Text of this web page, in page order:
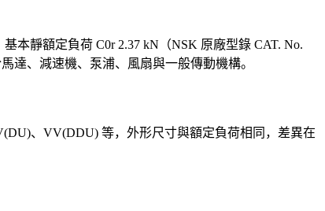
本靜額定負荷 C0r 2.37 kN（NSK 原廠型錄 CAT. No.
達、減速機、泵浦、風扇與一般傳動機構。
、VV(DDU) 等，外形尺寸與額定負荷相同，差異在